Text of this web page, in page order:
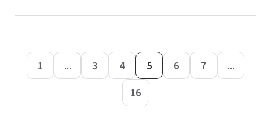
1 ... 3 4 5 6 7
...
16